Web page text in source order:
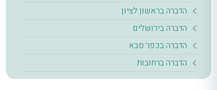
הדברה בראשון לציון
הדברה בירושלים
הדברה בכפר סבא
הדברה ברחובות